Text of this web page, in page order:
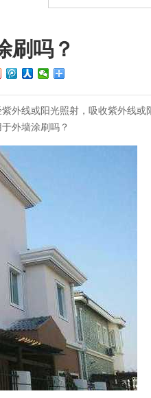
刷吗？
紫外线或阳光照射，吸收紫外线或
外墙涂刷吗？